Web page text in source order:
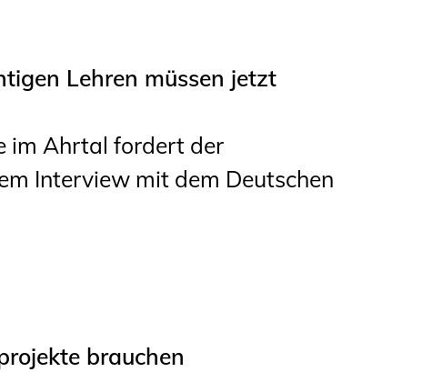
Lehren müssen jetzt
im Ahrtal fordert der
Interview mit dem Deutschen
brauchen